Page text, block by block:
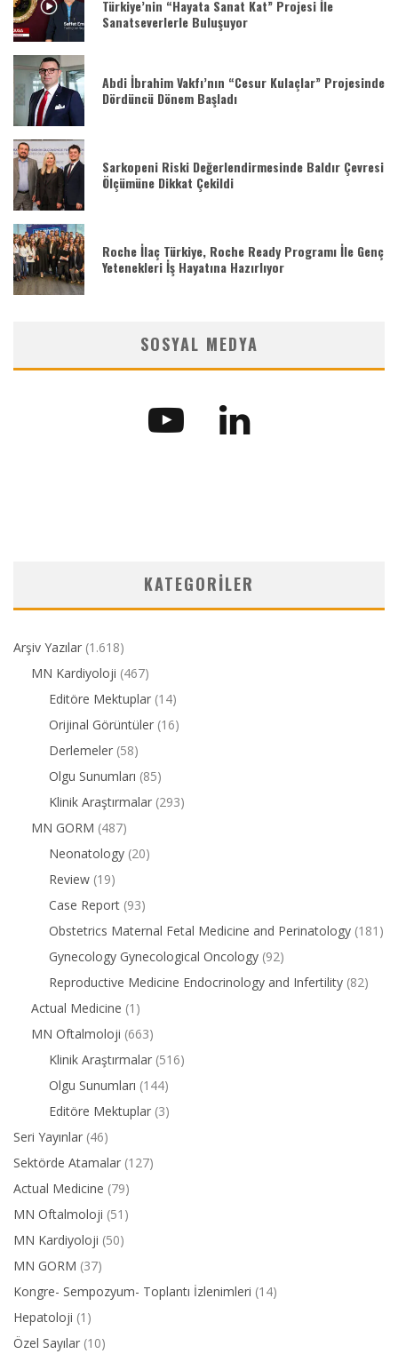
Türkiye’nin “Hayata Sanat Kat” Projesi İle
Sanatseverlerle Buluşuyor
Abdi İbrahim Vakfı’nın “Cesur Kulaçlar” Projesinde
Dördüncü Dönem Başladı
Sarkopeni Riski Değerlendirmesinde Baldır Çevresi
Ölçümüne Dikkat Çekildi
Roche İlaç Türkiye, Roche Ready Programı İle Genç
Yetenekleri İş Hayatına Hazırlıyor
SOSYAL MEDYA
KATEGORILER
Arşiv Yazılar (1.618)
MN Kardiyoloji (467)
Editöre Mektuplar (14)
Orijinal Görüntüler (16)
Derlemeler (58)
Olgu Sunumları (85)
Klinik Araştırmalar (293)
MN GORM (487)
Neonatology (20)
Review (19)
Case Report (93)
Obstetrics Maternal Fetal Medicine and Perinatology (181)
Gynecology Gynecological Oncology (92)
Reproductive Medicine Endocrinology and Infertility (82)
Actual Medicine (1)
MN Oftalmoloji (663)
Klinik Araştırmalar (516)
Olgu Sunumları (144)
Editöre Mektuplar (3)
Seri Yayınlar (46)
Sektörde Atamalar (127)
Actual Medicine (79)
MN Oftalmoloji (51)
MN Kardiyoloji (50)
MN GORM (37)
Kongre- Sempozyum- Toplantı İzlenimleri (14)
Hepatoloji (1)
Özel Sayılar (10)